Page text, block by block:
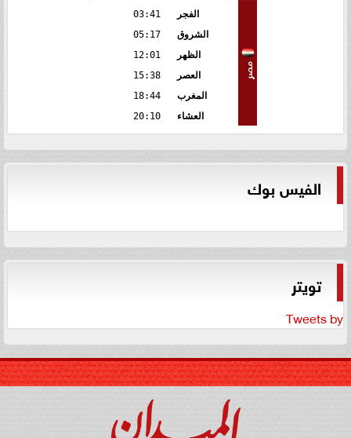
مصر
الفجر
03:41
الشروق
05:17
الظهر
12:01
العصر
15:38
المغرب
18:44
العشاء
20:10
الفيس بوك
تويتر
Tweets by